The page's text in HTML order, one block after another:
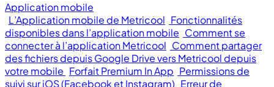
Application mobile
L’Application mobile de Metricool Fonctionnalités
disponibles dans l’application mobile Comment se
connecter à l’application Metricool Comment partager
des fichiers depuis Google Drive vers Metricool depuis
votre mobile Forfait Premium In App Permissions de
suivi sur iOS (Facebook et Instagram) Erreur de